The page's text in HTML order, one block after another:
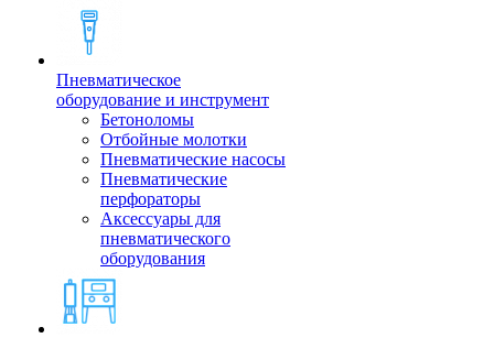
Пневматическое
оборудование и инструмент
Бетоноломы
Отбойные молотки
Пневматические насосы
Пневматические
перфораторы
Аксессуары для
пневматического
оборудования